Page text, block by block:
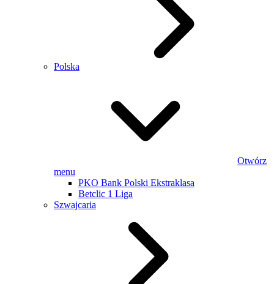
Polska
Otwórz
menu
PKO Bank Polski Ekstraklasa
Betclic 1 Liga
Szwajcaria